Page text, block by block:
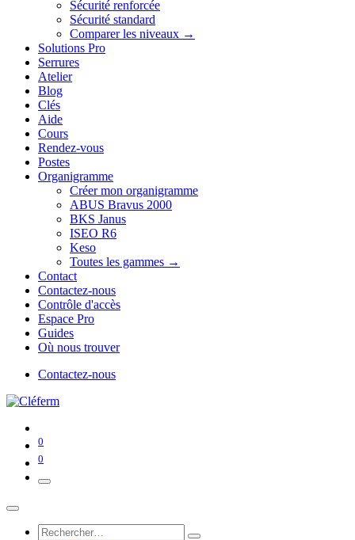
Sécurité renforcée
Sécurité standard
Comparer les niveaux →
Solutions Pro
Serrures
Atelier
Blog
Clés
Aide
Cours
Rendez-vous
Postes
Organigramme
Créer mon organigramme
ABUS Bravus 2000
BKS Janus
ISEO R6
Keso
Toutes les gammes →
Contact
Contactez-nous
Contrôle d'accès
Espace Pro
Guides
Où nous trouver
Contactez-nous
0
0